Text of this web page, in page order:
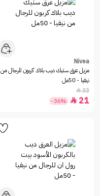
Nivea
مزيل عرق ستيك ديب بلاك كربون للرجال من
نيفيا - 50مل
33

21

-36%